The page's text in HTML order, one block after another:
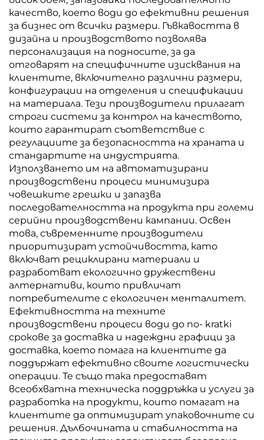
качество, което води до ефективни решения
за бизнес от всички размери. Гъвкавостта в
дизайна и производството позволява
персонализация на подносите, за да
отговарят на специфичните изисквания на
клиентите, включително различни размери,
конфигурации на отделения и спецификации
на материала. Тези производители прилагат
строги системи за контрол на качеството,
които гарантират съответствие с
регулациите за безопасността на храната и
стандартите на индустрията.
Използването им на автоматизирани
производствени процеси минимизира
човешките грешки и запазва
последователността на продукта при големи
серийни производствени кампании. Освен
това, съвременните производители
приоритизират устойчивостта, като
включват рециклирани материали и
разработват екологично дружествени
алтернативи, които привличат
потребителите с екологичен менталитет.
Ефективността на техните
производствени процеси води до по- kratki
срокове за доставка и надеждни графици за
доставка, което помага на клиентите да
поддържат ефективно своите логистически
операции. Те също така предоставят
всеобхватна техническа поддръжка и услуги за
разработка на продукти, които помагат на
клиентите да оптимизират упаковочните си
решения. Дълбочината и стабилността на